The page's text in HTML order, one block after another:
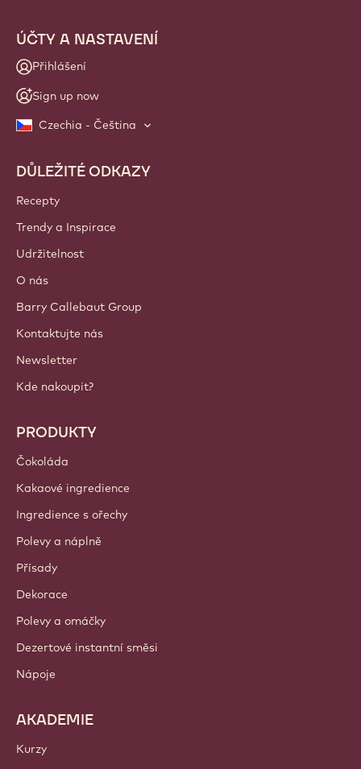
ÚČTY A NASTAVENÍ
Přihlášení
Sign up now
Czechia - Čeština
Footer
Callebaut
DŮLEŽITÉ ODKAZY
Recepty
Trendy a Inspirace
Udržitelnost
O nás
Barry Callebaut Group
Kontaktujte nás
Newsletter
Kde nakoupit?
PRODUKTY
Čokoláda
Kakaové ingredience
Ingredience s ořechy
Polevy a náplně
Přísady
Dekorace
Polevy a omáčky
Dezertové instantní směsi
Nápoje
AKADEMIE
Kurzy